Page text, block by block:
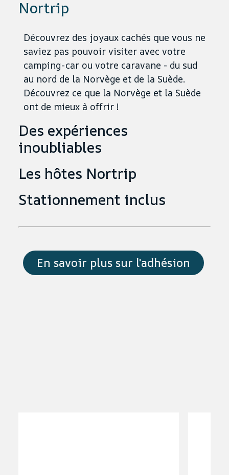
Nortrip
Découvrez des joyaux cachés que vous ne
saviez pas pouvoir visiter avec votre
camping-car ou votre caravane - du sud
au nord de la Norvège et de la Suède.
Découvrez ce que la Norvège et la Suède
ont de mieux à offrir !
Des expériences
inoubliables
Les hôtes Nortrip
Stationnement inclus
En savoir plus sur l'adhésion